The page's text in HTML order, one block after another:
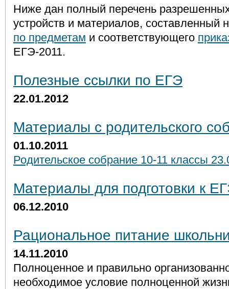
Ниже дан полный перечень
устройств и материалов, составленный
по предметам и соответствующего
ЕГЭ-2011.
Полезные ссылки по ЕГЭ
22.01.2012
Материалы с родительского
01.10.2011
Родительское собрание 10-11 классы
Материалы для подготовки к
06.12.2010
Рациональное питание
14.11.2010
Полноценное и правильно
необходимое условие полноценной